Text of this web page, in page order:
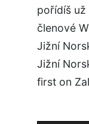
pořídíš už
členové
Jižní
Jižní
first on